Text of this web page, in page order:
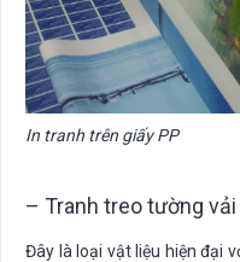
In tranh trên giấy PP
– Tranh treo tường
Đây là loại vật liệu hiện đại